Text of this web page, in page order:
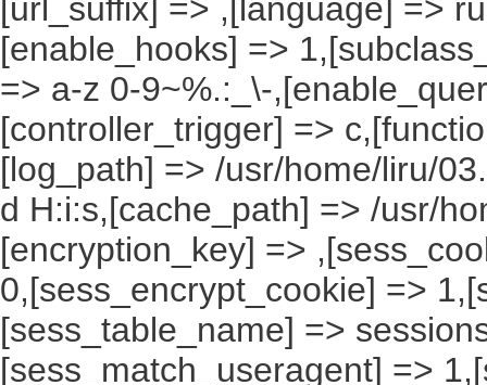
[url_suffix] => ,[language] =>
[enable_hooks] =>
=> a-z 0-9~%.:_\-
[controller_trigger] =>
[log_path] => /usr/home/liru/
d H:i:s,[cache_path] => /usr/
[encryption_key] =>
0,[sess_encrypt_cookie] =>
[sess_table_name] =>
[sess_match_useragent] =>